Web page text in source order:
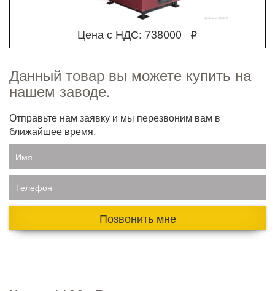
Цена с НДС: 738000 q
Данный товар вы можете купить на
нашем заводе.
Отправьте нам заявку и мы перезвоним вам в
ближайшее время.
Имя
Телефон
Позвонить мне